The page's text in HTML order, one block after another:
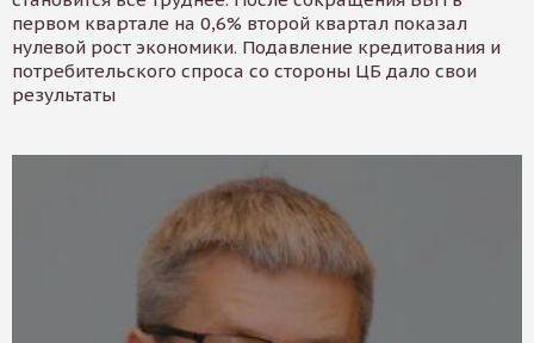
первом квартале на 0,6% второй квартал показал
нулевой рост экономики. Подавление кредитования и
потребительского спроса со стороны ЦБ дало свои
результаты